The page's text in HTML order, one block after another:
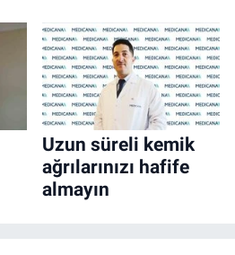
Uzun süreli kemik
ağrılarınızı hafife
almayın